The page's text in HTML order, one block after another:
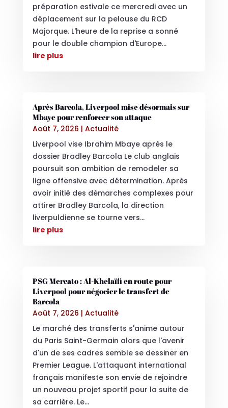
préparation estivale ce mercredi avec un
déplacement sur la pelouse du RCD
Majorque. L'heure de la reprise a sonné
pour le double champion d'Europe...
lire plus
Après Barcola, Liverpool mise désormais sur
Mbaye pour renforcer son attaque
Août 7, 2026 | Actualité
Liverpool vise Ibrahim Mbaye après le
dossier Bradley Barcola Le club anglais
poursuit son ambition de remodeler sa
ligne offensive avec détermination. Après
avoir initié des démarches complexes pour
attirer Bradley Barcola, la direction
liverpuldienne se tourne vers...
lire plus
PSG Mercato : Al-Khelaïfi en route pour
Liverpool pour négocier le transfert de
Barcola
Août 7, 2026 | Actualité
Le marché des transferts s'anime autour
du Paris Saint-Germain alors que l'avenir
d'un de ses cadres semble se dessiner en
Premier League. L'attaquant international
français manifeste son envie de rejoindre
un nouveau projet sportif pour la suite de
sa carrière. Le...